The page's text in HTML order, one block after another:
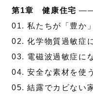
第1章 健康住宅 ——
01. 私たちが「豊か
02. 化学物質過敏症
03. 電磁波過敏症に
04. 安全な素材を使
05. 結露でカビない